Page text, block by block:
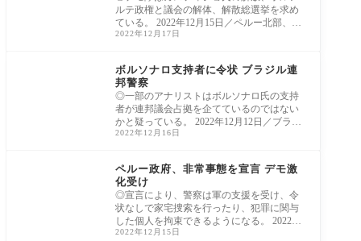
ルテ政権と議会の解体、解散総選挙を求め
ている。 2022年12月15日／ペルー北部、バ
リケード
2022年12月17日
ボルソナロ支持者に令状 ブラジル連
邦警察
◎一部のアナリストはボルソナロ氏の支持
者が連邦議会占拠を企てているのではない
かと疑っている。 2022年12月12日／ブラジ
ル、首都
2022年12月16日
ペルー政府、非常事態を宣言 デモ激
化受け
◎宣言により、警察は軍の支援を受け、令
状なしで家宅捜索を行ったり、犯罪に関与
した個人を拘束できるようになる。 2022年1
2月14日
2022年12月15日